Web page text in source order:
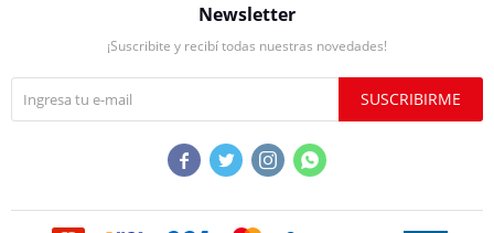
Newsletter
¡Suscribite y recibí todas nuestras novedades!
SUSCRIBIRME
   